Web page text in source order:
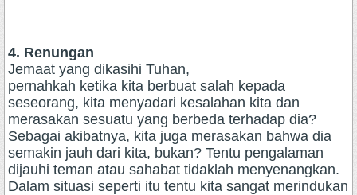
4. Renungan
Jemaat yang dikasihi Tuhan,
pernahkah ketika kita berbuat salah kepada
seseorang, kita menyadari kesalahan kita dan
merasakan sesuatu yang berbeda terhadap dia?
Sebagai akibatnya, kita juga merasakan bahwa dia
semakin jauh dari kita, bukan? Tentu pengalaman
dijauhi teman atau sahabat tidaklah menyenangkan.
Dalam situasi seperti itu tentu kita sangat merindukan